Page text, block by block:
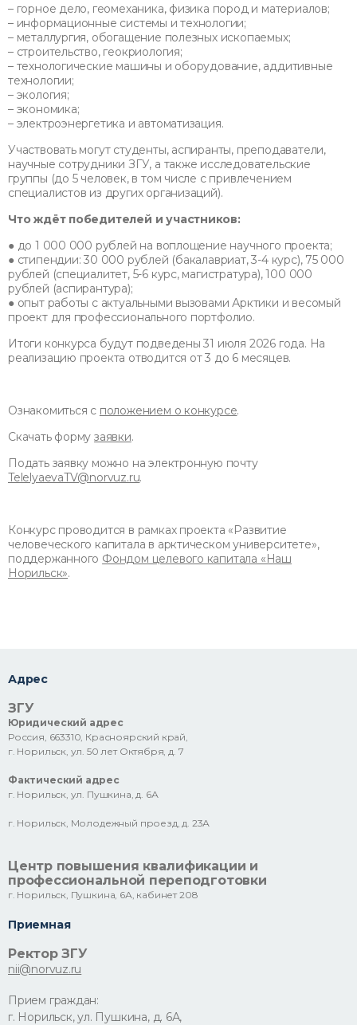
– горное дело, геомеханика, физика пород и материалов;
– информационные системы и технологии;
– металлургия, обогащение полезных ископаемых;
– строительство, геокриология;
– технологические машины и оборудование, аддитивные
технологии;
– экология;
– экономика;
– электроэнергетика и автоматизация.
Участвовать могут студенты, аспиранты, преподаватели,
научные сотрудники ЗГУ, а также исследовательские
группы (до 5 человек, в том числе с привлечением
специалистов из других организаций).
Что ждёт победителей и участников:
● до 1 000 000 рублей на воплощение научного проекта;
● стипендии: 30 000 рублей (бакалавриат, 3-4 курс), 75 000
рублей (специалитет, 5-6 курс, магистратура), 100 000
рублей (аспирантура);
● опыт работы с актуальными вызовами Арктики и весомый
проект для профессионального портфолио.
Итоги конкурса будут подведены 31 июля 2026 года. На
реализацию проекта отводится от 3 до 6 месяцев.
Ознакомиться с положением о конкурсе.
Скачать формузаявки.
Подать заявку можно на электронную почту
TelelyaevaTV@norvuz.ru.
Конкурс проводится в рамках проекта «Развитие
человеческого капитала в арктическом университете»,
поддержанного Фондом целевого капитала «Наш
Норильск».
Адрес
ЗГУ
Юридический адрес
Россия, 663310, Красноярский край,
г. Норильск, ул. 50 лет Октября, д. 7
Фактический адрес
г. Норильск, ул. Пушкина, д. 6А
г. Норильск, Молодежный проезд, д. 23А
Центр повышения квалификации и
профессиональной переподготовки
г. Норильск, Пушкина, 6А, кабинет 208
Приемная
Ректор ЗГУ
nii@norvuz.ru
Прием граждан:
г. Норильск, ул. Пушкина, д. 6А,